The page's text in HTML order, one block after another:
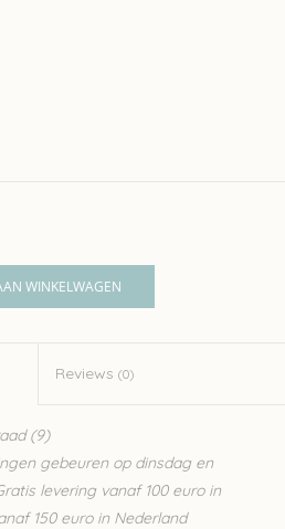
WINKELWAGEN
Reviews (0)
(9)
gebeuren op dinsdag en
levering vanaf 100 euro in
150 euro in Nederland